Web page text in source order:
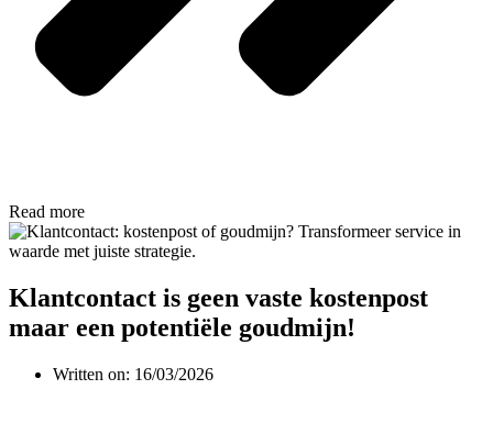
Read more
Klantcontact is geen vaste kostenpost
maar een potentiële goudmijn!
Written on: 16/03/2026